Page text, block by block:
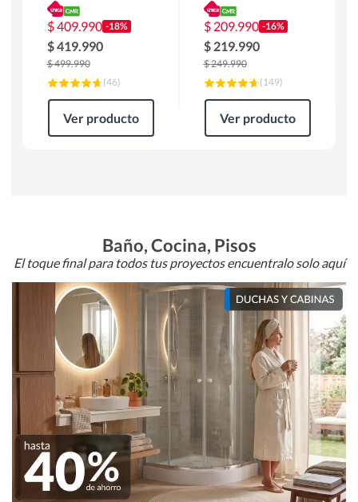
180 x 90 x 76 cm
Café
$409.990 -18%
$419.990
$499.990
(46)
Ver producto
Atlanta 91x101x94
cm Negro
$ 209.990 -16%
$ 219.990
$249.990
(149)
Ver producto
Baño, Cocina, Pisos
El toque final para todos tus proyectos encuentralo solo aquí